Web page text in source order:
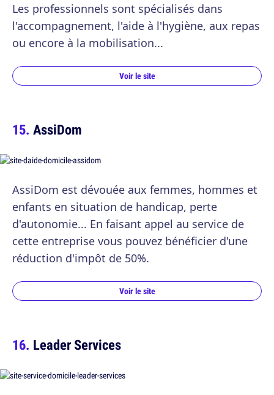
Les professionnels sont spécialisés dans
l'accompagnement, l'aide à l'hygiène, aux repas
ou encore à la mobilisation...
Voir le site
AssiDom
AssiDom est dévouée aux femmes, hommes et
enfants en situation de handicap, perte
d'autonomie... En faisant appel au service de
cette entreprise vous pouvez bénéficier d'une
réduction d'impôt de 50%.
Voir le site
Leader Services